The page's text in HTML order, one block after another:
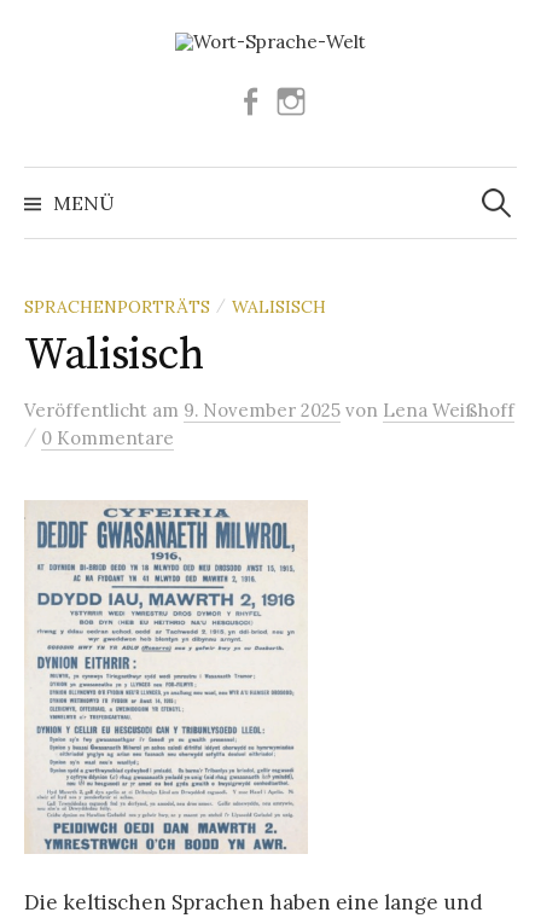
Facebook
MENÜ
Suchen
nach:
SPRACHENPORTRÄTS / WALISISCH
Walisisch
Veröffentlicht am 9. November 2025 von Lena Weißhoff
/ 0 Kommentare
Die keltischen Sprachen haben eine lange und